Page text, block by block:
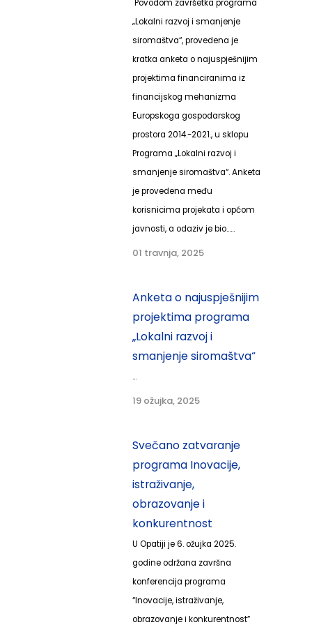
Povodom završetka programa
„Lokalni razvoj i smanjenje
siromaštva“, provedena je
kratka anketa o najuspješnijim
projektima financiranima iz
financijskog mehanizma
Europskoga gospodarskog
prostora 2014.-2021., u sklopu
Programa „Lokalni razvoj i
smanjenje siromaštva“. Anketa
je provedena među
korisnicima projekata i općom
javnosti, a odaziv je bio......
01 travnja, 2025
Anketa o najuspješnijim
projektima programa
„Lokalni razvoj i
smanjenje siromaštva“
...
19 ožujka, 2025
Svečano zatvaranje
programa Inovacije,
istraživanje,
obrazovanje i
konkurentnost
U Opatiji je 6. ožujka 2025.
godine održana završna
konferencija programa
“Inovacije, istraživanje,
obrazovanje i konkurentnost”